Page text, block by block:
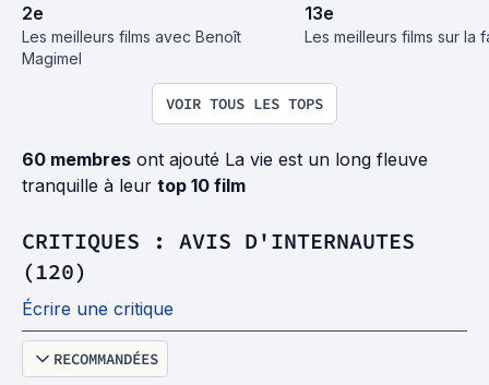
2e
Les meilleurs films avec Benoît
Magimel
13e
Les meilleurs films sur la
VOIR TOUS LES TOPS
60 membres ont ajouté La vie est un long fleuve
tranquille à leur top 10 film
CRITIQUES : AVIS D'INTERNAUTES
(120)
Écrire une critique
RECOMMANDÉES